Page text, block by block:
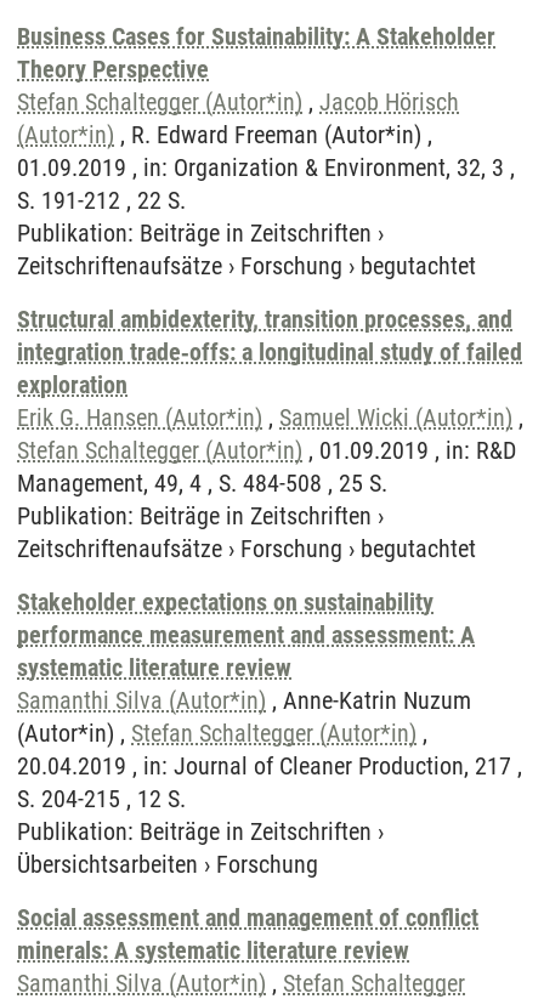
Business Cases for Sustainability: A Stakeholder
Theory Perspective
Stefan Schaltegger (Autor*in) , Jacob Hörisch
(Autor*in) , R. Edward Freeman (Autor*in) ,
01.09.2019 , in: Organization & Environment, 32, 3 ,
S. 191-212 , 22 S.
Publikation: Beiträge in Zeitschriften ›
Zeitschriftenaufsätze › Forschung › begutachtet
Structural ambidexterity, transition processes, and
integration trade‐offs: a longitudinal study of failed
exploration
Erik G. Hansen (Autor*in) , Samuel Wicki (Autor*in) ,
Stefan Schaltegger (Autor*in) , 01.09.2019 , in: R&D
Management, 49, 4 , S. 484-508 , 25 S.
Publikation: Beiträge in Zeitschriften ›
Zeitschriftenaufsätze › Forschung › begutachtet
Stakeholder expectations on sustainability
performance measurement and assessment: A
systematic literature review
Samanthi Silva (Autor*in) , Anne-Katrin Nuzum
(Autor*in) , Stefan Schaltegger (Autor*in) ,
20.04.2019 , in: Journal of Cleaner Production, 217 ,
S. 204-215 , 12 S.
Publikation: Beiträge in Zeitschriften ›
Übersichtsarbeiten › Forschung
Social assessment and management of conflict
minerals: A systematic literature review
Samanthi Silva (Autor*in) , Stefan Schaltegger